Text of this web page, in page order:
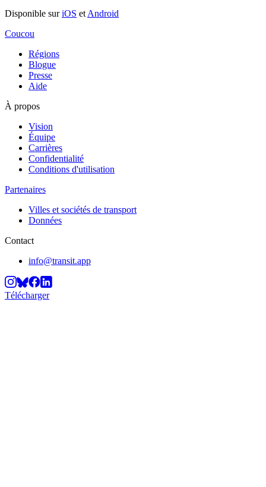
Disponible suriOS et Android
Coucou
Régions
Blogue
Presse
Aide
À propos
Vision
Équipe
Carrières
Confidentialité
Conditions d'utilisation
Partenaires
Villes et sociétés de transport
Données
Contact
info@transit.app
Télécharger